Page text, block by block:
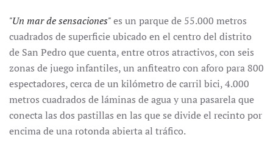
"Un mar de sensaciones"es un parque de 55.000 metros
cuadrados de superficie ubicado en el centro del distrito
de San Pedro que cuenta, entre otros atractivos, con seis
zonas de juego infantiles, un anfiteatro con aforo para 800
espectadores, cerca de un kilómetro de carril bici, 4.000
metros cuadrados de láminas de agua y una pasarela que
conecta las dos pastillas en las que se divide el recinto por
encima de una rotonda abierta al tráfico.